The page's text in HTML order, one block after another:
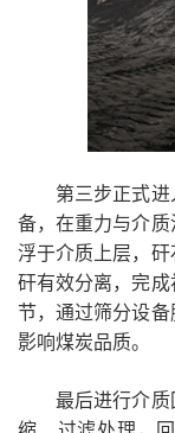
第三步正式进
备，在重力与介
浮于介质上层，
矸有效分离，完
节，通过筛分设
影响煤炭品质。
最后进行介质